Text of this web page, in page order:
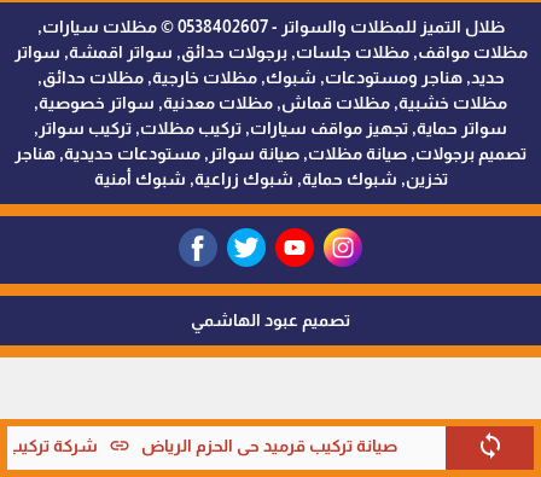
sync صيانة تركيب قرميد حي الحزم الرياض link شركة تركيب
ظلال التميز للمظلات والسواتر - 0538402607 © مظلات سيارات,
مظلات مواقف, مظلات جلسات, برجولات حدائق, سواتر اقمشة, سواتر
حديد, هناجر ومستودعات, شبوك, مظلات خارجية, مظلات حدائق,
مظلات خشبية, مظلات قماش, مظلات معدنية, سواتر خصوصية,
سواتر حماية, تجهيز مواقف سيارات, تركيب مظلات, تركيب سواتر,
تصميم برجولات, صيانة مظلات, صيانة سواتر, مستودعات حديدية, هناجر
تخزين, شبوك حماية, شبوك زراعية, شبوك أمنية
تصميم عبود الهاشمي